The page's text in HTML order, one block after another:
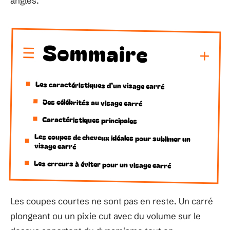
Sommaire
Les caractéristiques d’un visage carré
Des célébrités au visage carré
Caractéristiques principales
Les coupes de cheveux idéales pour sublimer un
visage carré
Les erreurs à éviter pour un visage carré
Les coupes courtes ne sont pas en reste. Un carré
plongeant ou un pixie cut avec du volume sur le